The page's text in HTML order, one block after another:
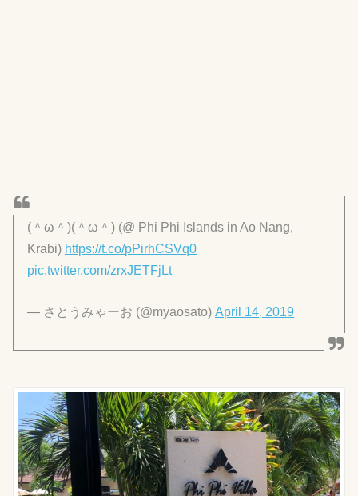
(＾ω＾)(＾ω＾) (@ Phi Phi Islands in Ao Nang,
Krabi) https://t.co/pPirhCSVq0
pic.twitter.com/zrxJETFjLt
— さとうみゃーお (@myaosato)April 14, 2019